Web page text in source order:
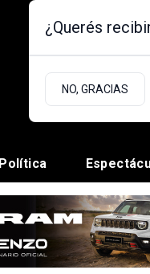
Política
¿Querés
NO, GRACIAS